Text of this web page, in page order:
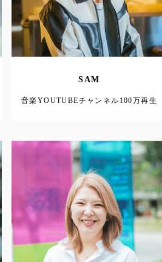
SAM
音楽YOUTUBEチャンネル100万再生